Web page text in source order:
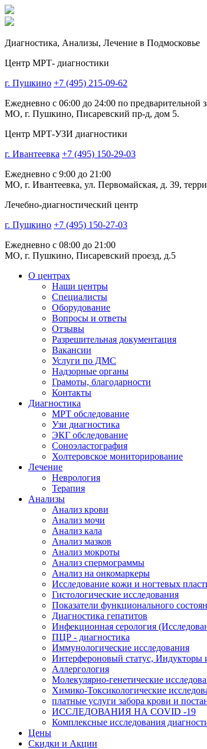
Диагностика, Анализы, Лечение в Подмосковье
Центр МРТ- диагностики
г. Пушкино +7 (495) 215-09-62
Ежедневно с 06:00 до 24:00 по предварительной
МО, г. Пушкино, Писаревский пр-д, дом 5.
Центр МРТ-УЗИ диагностики
г. Ивантеевка +7 (495) 150-29-03
Ежедневно с 9:00 до 21:00
МО, г. Ивантеевка, ул. Первомайская, д. 39,
Лечебно-диагностический центр
г. Пушкино +7 (495) 150-27-03
Ежедневно с 08:00 до 21:00
МО, г. Пушкино, Писаревский проезд, д.5
О центрах
Наши центры
Специалисты
Оборудование
Вопросы и ответы
Отзывы
Разрешительная документация
Вакансии
Услуги по ДМС
Надзорные органы
Грамоты, благодарности
Контакты
Диагностика
МРТ обследование
Узи диагностика
ЭКГ обследование
Соноэластография
Холтеровское мониторирование
Лечение
Неврология
Терапия
Анализы
Анализ крови
Анализ мочи
Анализ кала
Анализ мазков
Анализ мокроты
Анализ спермограммы
Анализ на онкомаркеры
Исследование кожи и ногтевых
Гистологические исследования
Показатели функционального
Диагностика гепатитов
Инфекционная серология
ПЦР - диагностика
Иммунологические исследования
Интерфероновый статус, Индукторы
Аллергология
Молекулярно-генетические
Химико-Токсикологические
платные услуги забора крови и
ИССЛЕДОВАНИЯ НА COVID -19
Комплексные исследования
Цены
Скидки и Акции